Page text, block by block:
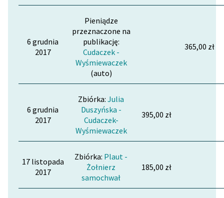
6 grudnia
2017
Pieniądze
przeznaczone na
publikację:
Cudaczek -
Wyśmiewaczek
(auto)
365,00 zł
6 grudnia
2017
Zbiórka:Julia
Duszyńska -
Cudaczek-
Wyśmiewaczek
395,00 zł
17 listopada
2017
Zbiórka: Plaut -
Żołnierz
samochwał
185,00 zł